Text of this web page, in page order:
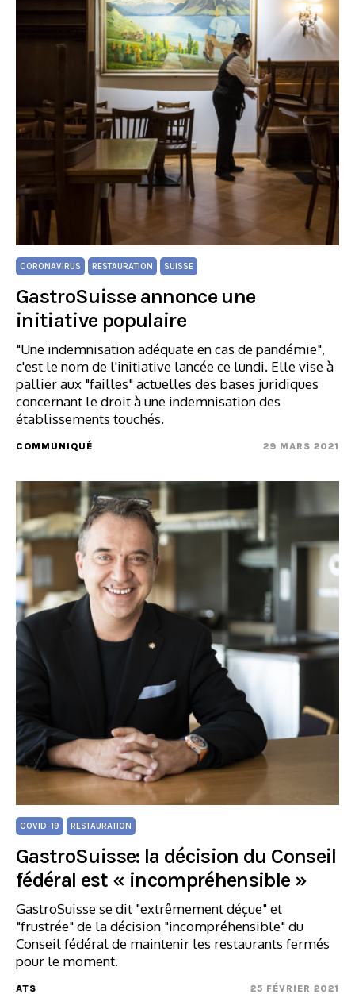
CORONAVIRUS RESTAURATION SUISSE
GastroSuisse annonce une
initiative populaire
"Une indemnisation adéquate en cas de pandémie",
c'est le nom de l'initiative lancée ce lundi. Elle vise à
pallier aux "failles" actuelles des bases juridiques
concernant le droit à une indemnisation des
établissements touchés.
COMMUNIQUÉ 29 MARS 2021
COVID-19 RESTAURATION
GastroSuisse: la décision du Conseil
fédéral est « incompréhensible »
GastroSuisse se dit "extrêmement déçue" et
"frustrée" de la décision "incompréhensible" du
Conseil fédéral de maintenir les restaurants fermés
pour le moment.
ATS 25 FÉVRIER 2021